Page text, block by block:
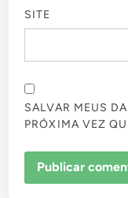
SITE
SALVAR MEUS
PRÓXIMA VEZ